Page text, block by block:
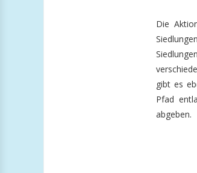
Die
gibt es
Pfad
abgeben.